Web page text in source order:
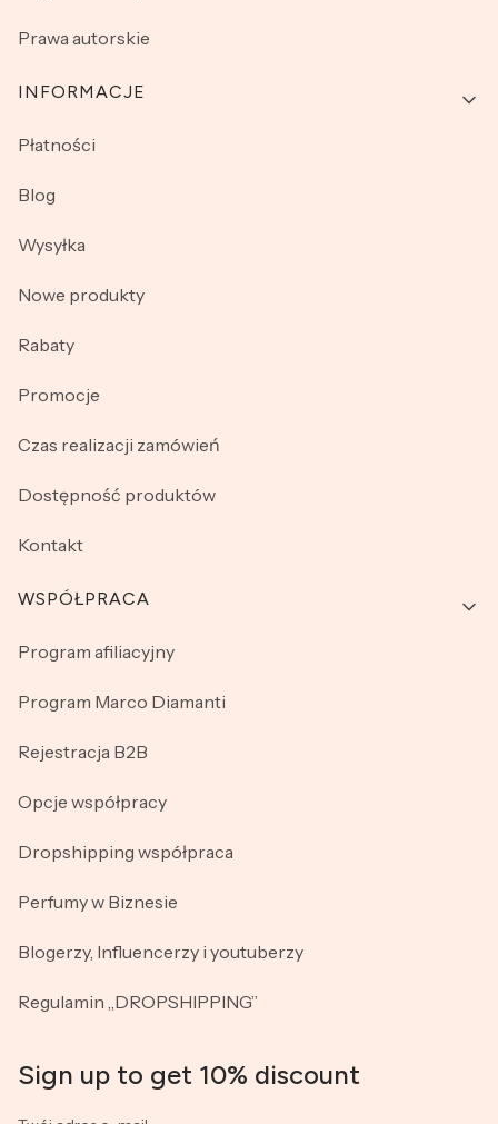
Prawa autorskie
INFORMACJE
Płatności
Blog
Wysyłka
Nowe produkty
Rabaty
Promocje
Czas realizacji zamówień
Dostępność produktów
Kontakt
WSPÓŁPRACA
Program afiliacyjny
Program Marco Diamanti
Rejestracja B2B
Opcje współpracy
Dropshipping współpraca
Perfumy w Biznesie
Blogerzy, Influencerzy i youtuberzy
Regulamin „DROPSHIPPING”
Sign up to get 10% discount